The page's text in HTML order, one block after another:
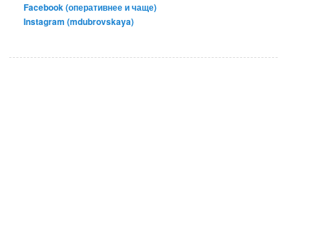
Facebook (оперативнее и чаще)
Instagram (mdubrovskaya)